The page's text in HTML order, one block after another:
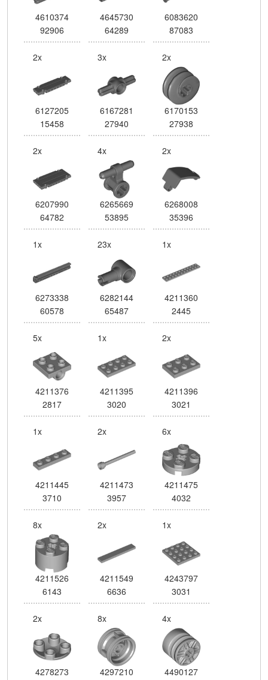
4610374
92906
4645730
64289
6083620
87083
2x
6127205
15458
3x
6167281
27940
2x
6170153
27938
2x
6207990
64782
4x
6265669
53895
2x
6268008
35396
1x
6273338
60578
23x
6282144
65487
1x
4211360
2445
5x
4211376
2817
1x
4211395
3020
2x
4211396
3021
1x
4211445
3710
2x
4211473
3957
6x
4211475
4032
8x
4211526
6143
2x
4211549
6636
1x
4243797
3031
2x
4278273
8x
4297210
4x
4490127